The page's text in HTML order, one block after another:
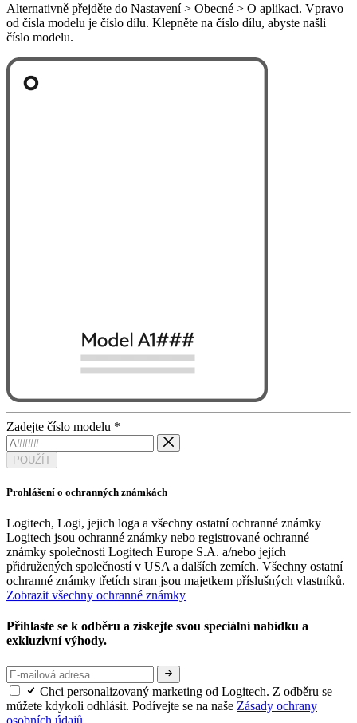
Alternativně přejděte do Nastavení > Obecné > O aplikaci. Vpravo
od čísla modelu je číslo dílu. Klepněte na číslo dílu, abyste našli
číslo modelu.
Zadejte číslo modelu *
POUŽÍT
Prohlášení o ochranných známkách
Logitech, Logi, jejich loga a všechny ostatní ochranné známky
Logitech jsou ochranné známky nebo registrované ochranné
známky společnosti Logitech Europe S.A. a/nebo jejích
přidružených společností v USA a dalších zemích. Všechny ostatní
ochranné známky třetích stran jsou majetkem příslušných vlastníků.
Zobrazit všechny ochranné známky
Přihlaste se k odběru a získejte svou speciální nabídku a
exkluzivní výhody.
Chci personalizovaný marketing od Logitech. Z odběru se
můžete kdykoli odhlásit. Podívejte se na naše Zásady ochrany
osobních údajů.